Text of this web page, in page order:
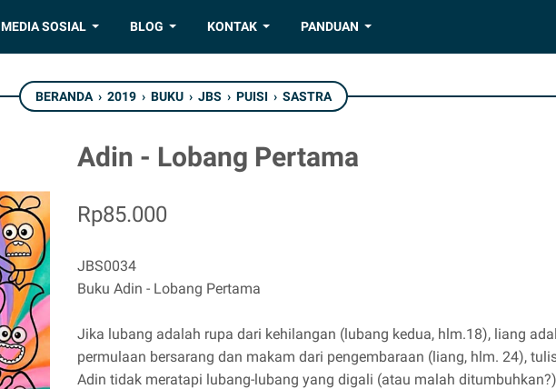
MEDIA SOSIAL BLOG KONTAK PANDUAN
BERANDA › 2019 › BUKU › JBS › PUISI › SASTRA
Adin - Lobang Pertama
Rp85.000
JBS0034
Buku Adin - Lobang Pertama
Jika lubang adalah rupa dari kehilangan (lubang kedua, hlm.18), liang
permulaan bersarang dan makam dari pengembaraan (liang, hlm. 24),
Adin tidak meratapi lubang-lubang yang digali (atau malah